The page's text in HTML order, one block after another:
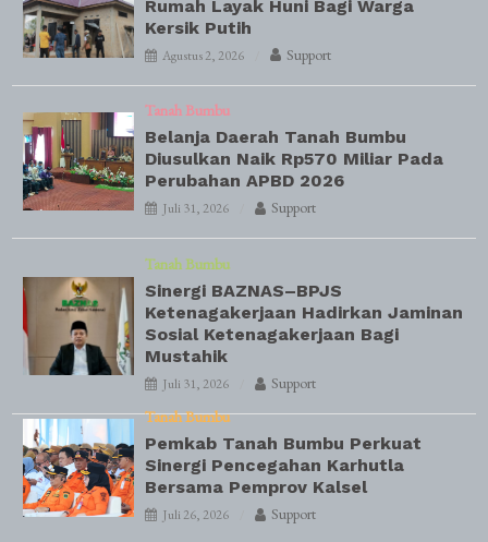
Rumah Layak Huni Bagi Warga
Kersik Putih
Agustus 2, 2026 Support
Tanah Bumbu
Belanja Daerah Tanah Bumbu
Diusulkan Naik Rp570 Miliar Pada
Perubahan APBD 2026
Juli 31, 2026 Support
Tanah Bumbu
Sinergi BAZNAS–BPJS
Ketenagakerjaan Hadirkan Jaminan
Sosial Ketenagakerjaan Bagi
Mustahik
Juli 31, 2026
Support
Tanah Bumbu
Pemkab Tanah Bumbu Perkuat
Sinergi Pencegahan Karhutla
Bersama Pemprov Kalsel
Juli 26, 2026 Support